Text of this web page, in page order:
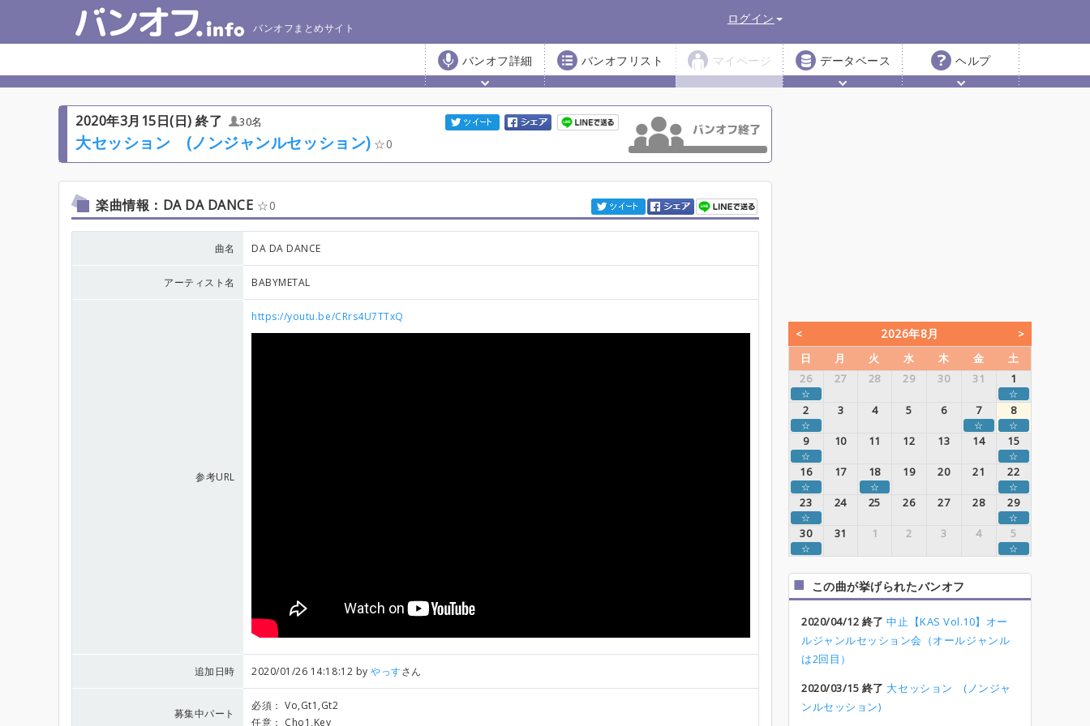
バンオフまとめサイト
ログイン
バンオフ詳細 バンオフリスト マイページ データベース ヘルプ
2020年3月15日(日) 終了 30名
大セッション (ノンジャンルセッション) 0
楽曲情報：DA DA DANCE 0
曲名 DA DA DANCE
アーティスト名 BABYMETAL
参考URL
https://youtu.be/CRrs4U7TTxQ
追加日時 2020/01/26 14:18:12 byやっすさん
募集中パート
必須： Vo,Gt1,Gt2
任意： Cho1,Key
2026年8月
日 月 火 水 木 金
土
26
27 28 29 30 31 1
☆ ☆
2 3 4 5 6 7 8
☆ ☆ ☆
9 10 11 12 13 14 15
☆ ☆
16 17 18 19 20 21 22
☆ ☆ ☆
23 24 25 26 27 28 29
☆ ☆
30 31 1 2 3 4 5
☆ ☆
この曲が挙げられたバンオフ
2020/04/12 終了 中止【KAS Vol.10】オー
ルジャンルセッション会（オールジャンル
は2回目）
2020/03/15 終了 大セッション (ノンジャ
ンルセッション)